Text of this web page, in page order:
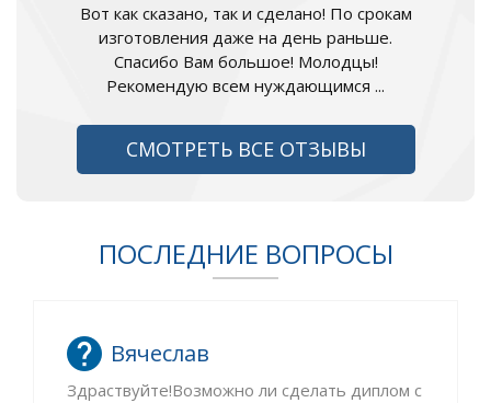
Вот как сказано, так и сделано! По срокам
изготовления даже на день раньше.
Спасибо Вам большое! Молодцы!
Рекомендую всем нуждающимся ...
СМОТРЕТЬ ВСЕ ОТЗЫВЫ
ПОСЛЕДНИЕ ВОПРОСЫ
Вячеслав
Здраствуйте!Возможно ли сделать диплом с